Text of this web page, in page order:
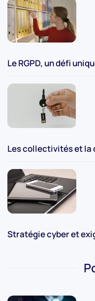
Le RGPD, un défi
Les collectivités et la
Stratégie cyber et